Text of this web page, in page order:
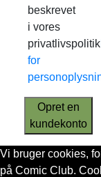
beskrevet
i vores
privatlivspolitik
for
Opret en
kundekonto
Vi bruger cookies,
på Comic Club.